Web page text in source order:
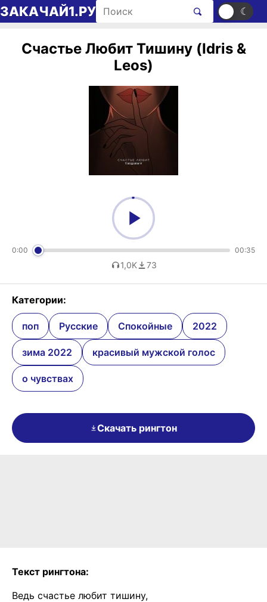
Перейти к содержимому
ЗАКАЧАЙ1.РУ Поиск рингтонов ☀ ☾
Счастье Любит Тишину (Idris &
Leos)
0:00 00:35
1,0K 73
Категории:
поп Русские Спокойные 2022
зима 2022 красивый мужской голос
о чувствах
Скачать рингтон
Текст рингтона:
Ведь счастье любит тишину,